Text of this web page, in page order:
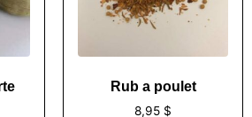
Rub a poulet
8,95 $